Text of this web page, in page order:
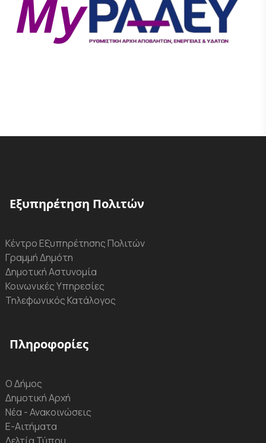
Εξυπηρέτηση Πολιτών
Κέντρο Εξυπηρέτησης Πολιτών
Γραμμή Δημότη
Δημοτική Αστυνομία
Κοινωνικές Υπηρεσίες
Τηλεφωνικός Κατάλογος
Πληροφορίες
Ο Δήμος
Δημοτική Αρχή
Νέα - Ανακοινώσεις
Ε-Αιτήματα